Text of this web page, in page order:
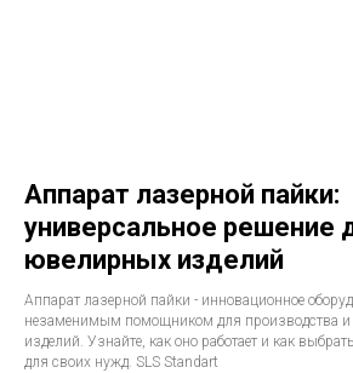
Аппарат лазерной пайки:
универсальное решение
ювелирных изделий
Аппарат лазерной пайки - инновационное
незаменимым помощником для производства
изделий. Узнайте, как оно работает и как
для своих нужд. SLS Standart